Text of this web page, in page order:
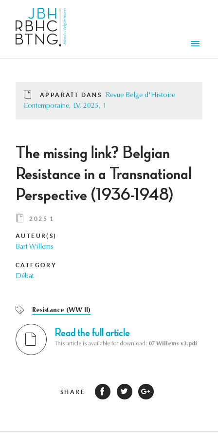
APPARAÎT DANS
Revue Belge d'Histoire
Contemporaine, LV, 2025, 1
The missing link? Belgian
Resistance in a Transnational
Perspective (1936-1948)
2025 1
AUTEUR(S)
Bart Willems
CATEGORY
Débat
Resistance (WW II)
Read the full article
This article is available for download: 07 Willems v3.pdf
SHARE